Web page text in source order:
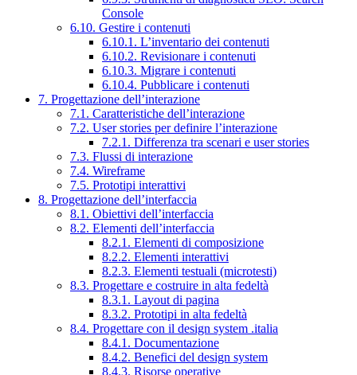
Console
6.10. Gestire i contenuti
6.10.1. L’inventario dei contenuti
6.10.2. Revisionare i contenuti
6.10.3. Migrare i contenuti
6.10.4. Pubblicare i contenuti
7. Progettazione dell’interazione
7.1. Caratteristiche dell’interazione
7.2. User stories per definire l’interazione
7.2.1. Differenza tra scenari e user stories
7.3. Flussi di interazione
7.4. Wireframe
7.5. Prototipi interattivi
8. Progettazione dell’interfaccia
8.1. Obiettivi dell’interfaccia
8.2. Elementi dell’interfaccia
8.2.1. Elementi di composizione
8.2.2. Elementi interattivi
8.2.3. Elementi testuali (microtesti)
8.3. Progettare e costruire in alta fedeltà
8.3.1. Layout di pagina
8.3.2. Prototipi in alta fedeltà
8.4. Progettare con il design system .italia
8.4.1. Documentazione
8.4.2. Benefici del design system
8.4.3. Risorse operative